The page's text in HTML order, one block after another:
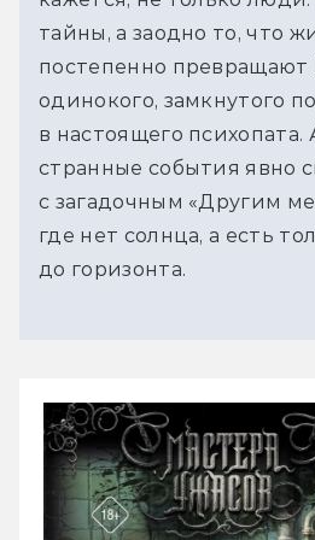
тайны, а заодно то, что
постепенно превращают
одинокого, замкнутого
в настоящего психопата.
странные события явно
с загадочным «Другим
где нет солнца, а есть
до горизонта.